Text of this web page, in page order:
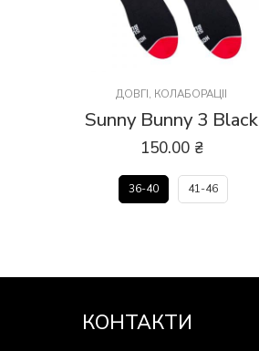
ДОВГІ, КОЛАБОРАЦІЇ
Sunny Bunny 3 Black
150.00 ₴
36-40 41-46
КОНТАКТИ